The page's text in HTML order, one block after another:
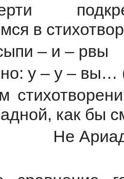
в
– и – рвы
у – у –
как бы